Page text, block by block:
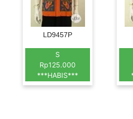
LD9457P
S
Rp125.000
***HABIS***